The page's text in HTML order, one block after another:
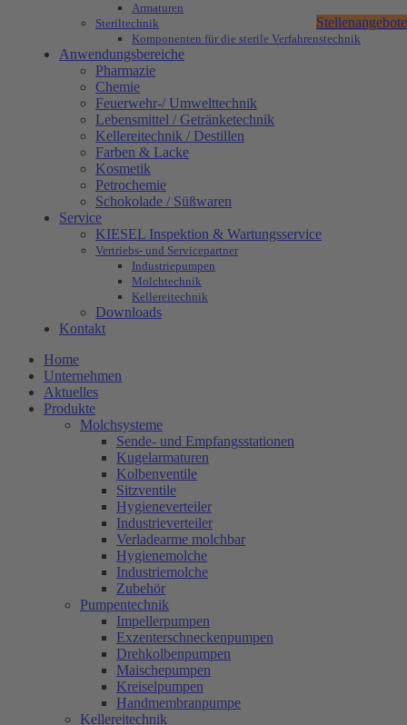
Armaturen
Steriltechnik
Komponenten für die sterile Verfahrenstechnik
Anwendungsbereiche
Pharmazie
Chemie
Feuerwehr-/ Umwelttechnik
Lebensmittel / Getränketechnik
Kellereitechnik / Destillen
Farben & Lacke
Kosmetik
Petrochemie
Schokolade / Süßwaren
Service
KIESEL Inspektion & Wartungsservice
Vertriebs- und Servicepartner
Industriepumpen
Molchtechnik
Kellereitechnik
Downloads
Kontakt
Home
Unternehmen
Aktuelles
Produkte
Molchsysteme
Sende- und Empfangsstationen
Kugelarmaturen
Kolbenventile
Sitzventile
Hygieneverteiler
Industrieverteiler
Verladearme molchbar
Hygienemolche
Industriemolche
Zubehör
Pumpentechnik
Impellerpumpen
Exzenterschneckenpumpen
Drehkolbenpumpen
Maischepumpen
Kreiselpumpen
Handmembranpumpe
Kellereitechnik
Stellenangebote